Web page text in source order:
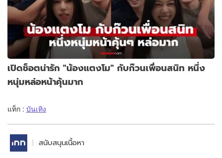
เปิดช็อตน่ารัก "น้องแตงโม" กับก๊วนเพื่อนสนิท หนึ่ง
หนุ่มหล่อหน้าคุ้นมาก
แท็ก : บันเทิง
สนับสนุนเนื้อหา